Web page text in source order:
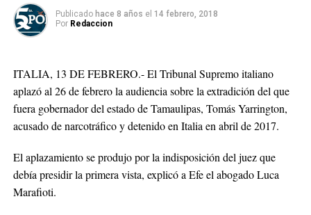
Publicado hace 8 años el 14 febrero, 2018
Por Redaccion
ITALIA, 13 DE FEBRERO.- El Tribunal Supremo italiano
aplazó al 26 de febrero la audiencia sobre la extradición del que
fuera gobernador del estado de Tamaulipas, Tomás Yarrington,
acusado de narcotráfico y detenido en Italia en abril de 2017.
El aplazamiento se produjo por la indisposición del juez que
debía presidir la primera vista, explicó a Efe el abogado Luca
Marafioti.